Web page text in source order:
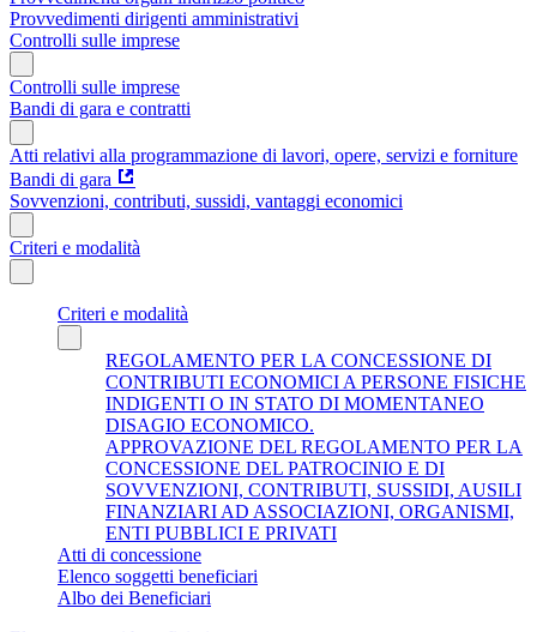
Provvedimenti dirigenti amministrativi
Controlli sulle imprese
Controlli sulle imprese
Bandi di gara e contratti
Atti relativi alla programmazione di lavori, opere, servizi e forniture
Bandi di gara
Sovvenzioni, contributi, sussidi, vantaggi economici
Criteri e modalità
Criteri e modalità
REGOLAMENTO PER LA CONCESSIONE DI
CONTRIBUTI ECONOMICI A PERSONE FISICHE
INDIGENTI O IN STATO DI MOMENTANEO
DISAGIO ECONOMICO.
APPROVAZIONE DEL REGOLAMENTO PER LA
CONCESSIONE DEL PATROCINIO E DI
SOVVENZIONI, CONTRIBUTI, SUSSIDI, AUSILI
FINANZIARI AD ASSOCIAZIONI, ORGANISMI,
ENTI PUBBLICI E PRIVATI
Atti di concessione
Elenco soggetti beneficiari
Albo dei Beneficiari